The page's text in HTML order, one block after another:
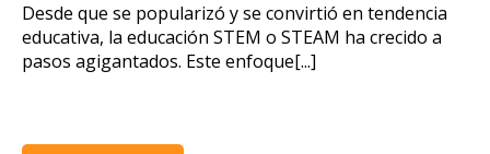
Desde que se popularizó y se convirtió en tendencia
educativa, la educación STEM o STEAM ha crecido a
pasos agigantados. Este enfoque[...]